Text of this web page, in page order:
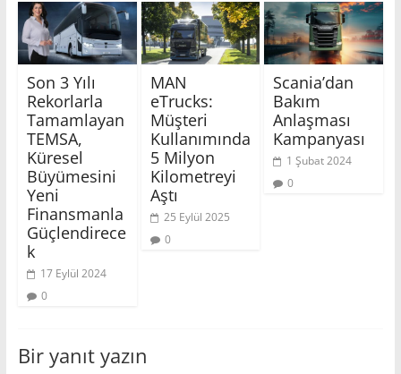
Son 3 Yılı
Rekorlarla
Tamamlayan
TEMSA,
Küresel
Büyümesini
Yeni
Finansmanla
Güçlendirece
k
17 Eylül 2024
0
MAN
eTrucks:
Müşteri
Kullanımında
5 Milyon
Kilometreyi
Aştı
25 Eylül 2025
0
Scania’dan
Bakım
Anlaşması
Kampanyası
1 Şubat 2024
0
Bir yanıt yazın